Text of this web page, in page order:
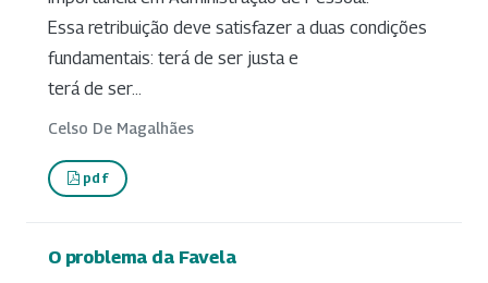
Essa retribuição deve satisfazer a duas condições
fundamentais: terá de ser justa e
terá de ser...
Celso De Magalhães
pdf
O problema da Favela